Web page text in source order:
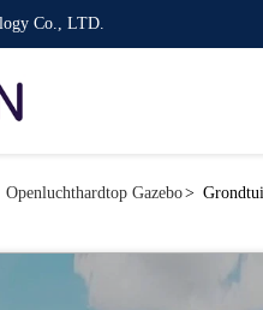
Co., LTD.
Openluchthardtop Gazebo>